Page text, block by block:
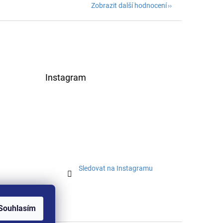
Zobrazit další hodnocení
Instagram
Sledovat na Instagramu